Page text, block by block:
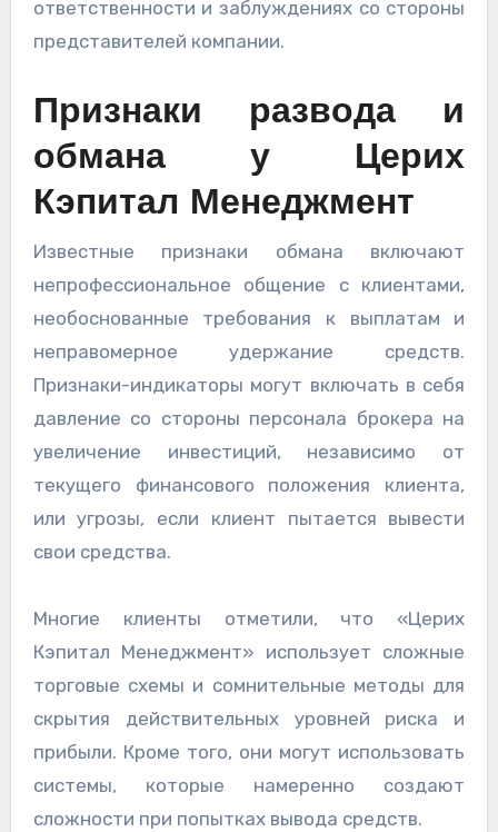
ответственности и заблуждениях со стороны
представителей компании.
Признаки развода и
обмана у Церих
Кэпитал Менеджмент
Известные признаки обмана включают
непрофессиональное общение с клиентами,
необоснованные требования к выплатам и
неправомерное удержание средств.
Признаки-индикаторы могут включать в себя
давление со стороны персонала брокера на
увеличение инвестиций, независимо от
текущего финансового положения клиента,
или угрозы, если клиент пытается вывести
свои средства.
Многие клиенты отметили, что «Церих
Кэпитал Менеджмент» использует сложные
торговые схемы и сомнительные методы для
скрытия действительных уровней риска и
прибыли. Кроме того, они могут использовать
системы, которые намеренно создают
сложности при попытках вывода средств.